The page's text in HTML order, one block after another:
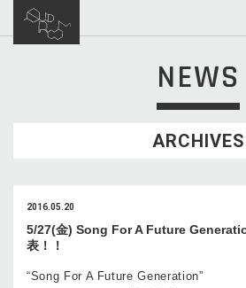
NEWS
ARCHIVES
2016.05.20
5/27(金) Song For A Future
表！！
“Song For A Future Generation”